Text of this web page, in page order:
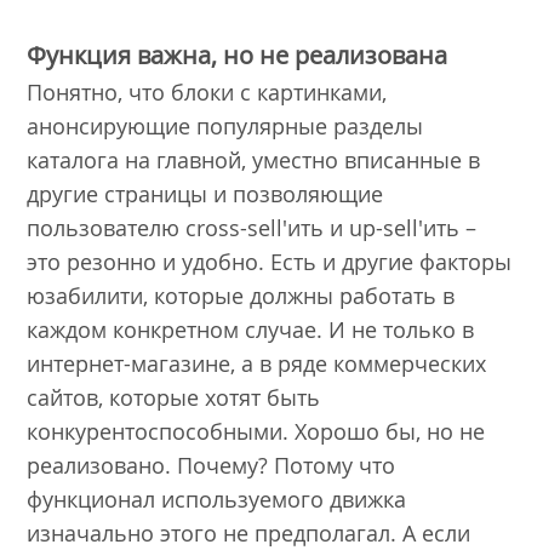
Функция важна, но не реализована
Понятно, что блоки с картинками,
анонсирующие популярные разделы
каталога на главной, уместно вписанные в
другие страницы и позволяющие
пользователю cross-sell'ить и up-sell'ить –
это резонно и удобно. Есть и другие факторы
юзабилити, которые должны работать в
каждом конкретном случае. И не только в
интернет-магазине, а в ряде коммерческих
сайтов, которые хотят быть
конкурентоспособными. Хорошо бы, но не
реализовано. Почему? Потому что
функционал используемого движка
изначально этого не предполагал. А если